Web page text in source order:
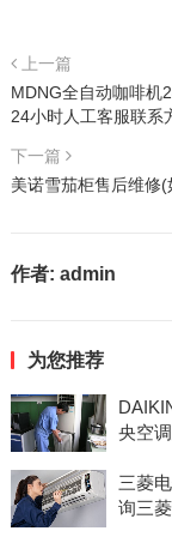
上一篇
MDNG全自动咖啡机
24小时人工客服联系
下一篇
美诺雪茄柜售后维修
作者: admin
为您推荐
央空
三菱
询三